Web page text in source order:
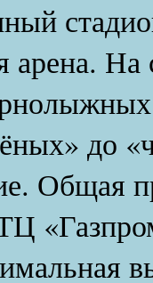
арена.
до
Общая